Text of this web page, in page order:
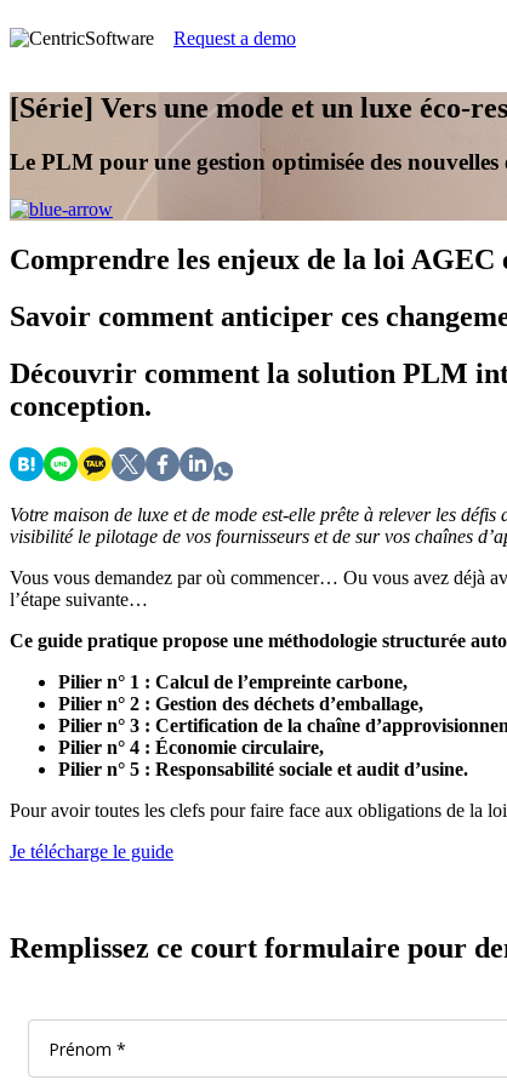
Request a demo
[Série] Vers une mode et un luxe éco-
Le PLM pour une gestion optimisée des nouvelles
Comprendre les enjeux de la loi AGEC
Savoir comment anticiper ces
Découvrir comment la solution PLM
conception.
Votre maison de luxe et de mode est-elle prête à relever les
visibilité le pilotage de vos fournisseurs et de sur vos chaînes
Vous vous demandez par où commencer… Ou vous avez déjà
l’étape suivante…
Ce guide pratique propose une méthodologie structurée
Pilier n° 1 : Calcul de l’empreinte carbone,
Pilier n° 2 : Gestion des déchets d’emballage,
Pilier n° 3 : Certification de la chaîne
Pilier n° 4 : Économie circulaire,
Pilier n° 5 : Responsabilité sociale et audit d’usine.
Pour avoir toutes les clefs pour faire face aux obligations de la
Je télécharge le guide
Remplissez ce court formulaire pour